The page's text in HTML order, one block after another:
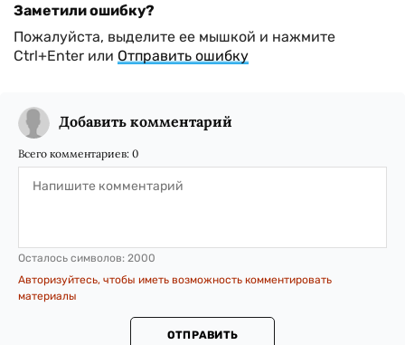
Заметили ошибку?
Пожалуйста, выделите ее мышкой и нажмите
Ctrl+Enter или Отправить ошибку
Добавить комментарий
Всего комментариев: 0
Осталось символов: 2000
Авторизуйтесь, чтобы иметь возможность комментировать
материалы
ОТПРАВИТЬ